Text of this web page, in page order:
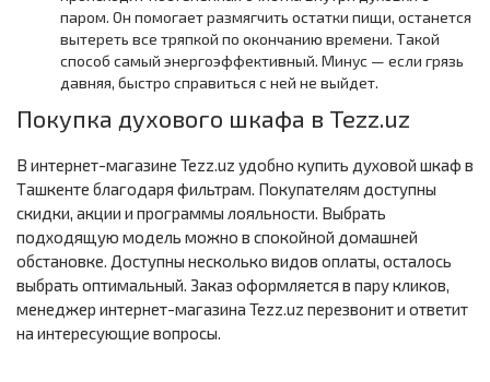
паром. Он помогает размягчить остатки пищи, останется
вытереть все тряпкой по окончанию времени. Такой
способ самый энергоэффективный. Минус — если грязь
давняя, быстро справиться с ней не выйдет.
Покупка духового шкафа в Tezz.uz
В интернет-магазине Tezz.uz удобно купить духовой шкаф в
Ташкенте благодаря фильтрам. Покупателям доступны
скидки, акции и программы лояльности. Выбрать
подходящую модель можно в спокойной домашней
обстановке. Доступны несколько видов оплаты, осталось
выбрать оптимальный. Заказ оформляется в пару кликов,
менеджер интернет-магазина Tezz.uz перезвонит и ответит
на интересующие вопросы.